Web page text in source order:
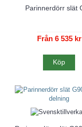
Parinnerdörr slät
Från 6 535 kr
Köp